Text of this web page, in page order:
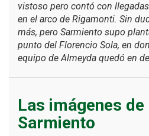
vistoso pero contó con
en el arco de Rigamonti. Sin
más, pero Sarmiento supo
punto del Florencio Sola, en
equipo de Almeyda quedó en
Las imágenes
Sarmiento